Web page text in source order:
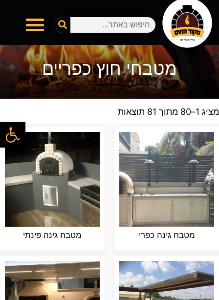
מטבחי חוץ כפריים
מציג 1–80 מתוך 81 תוצאות
מטבח גינה כפרי מטבח גינה פינתי